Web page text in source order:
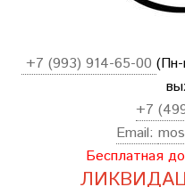
+7 (993) 914-65-00
+7
Email:
Бесплатная